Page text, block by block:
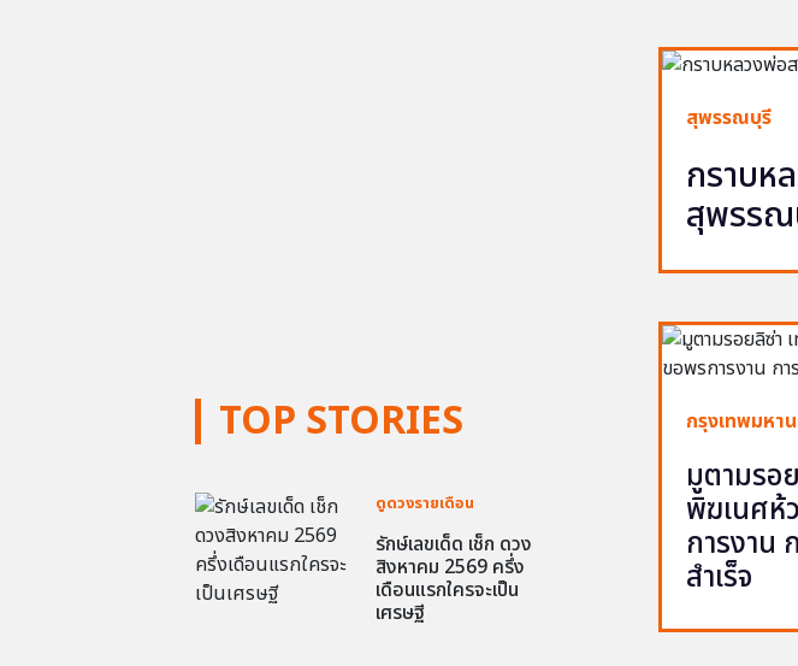
TOP STORIES
ดูดวงรายเดือน
รักษ์เลขเด็ด เช็ก ดวง
สิงหาคม 2569 ครึ่ง
เดือนแรกใครจะเป็น
เศรษฐี
สุพรรณบุรี
กราบห
สุพรร
กรุงเทพมหา
มูตามรอ
พิฆเนศห้
การงาน
สำเร็จ